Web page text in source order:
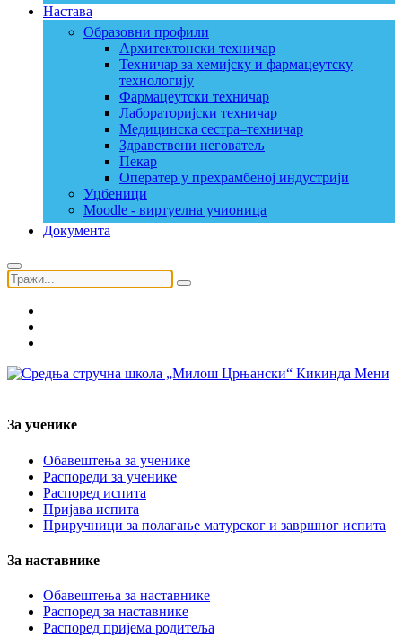
Настава
Образовни профили
Архитектонски техничар
Техничар за хемијску и фармацеутску
технологију
Фармацеутски техничар
Лабораторијски техничар
Медицинска сестра–техничар
Здравствени неговатељ
Пекар
Оператер у прехрамбеној индустрији
Уџбеници
Moodle - виртуелна учионица
Документа
Мени
За ученике
Обавештења за ученике
Распореди за ученике
Распоред испита
Пријава испита
Приручници за полагање матурског и завршног испита
За наставнике
Обавештења за наставнике
Распоред за наставнике
Распоред пријема родитеља